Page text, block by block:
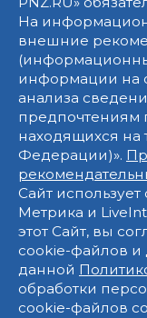
На
внешние
информации на
анализа
предпочтениям
находящихся на
Федерации)».
Сайт
Метрика и
этот Сайт, вы
cookie-файлов и
данной
обработки
cookie-файлов